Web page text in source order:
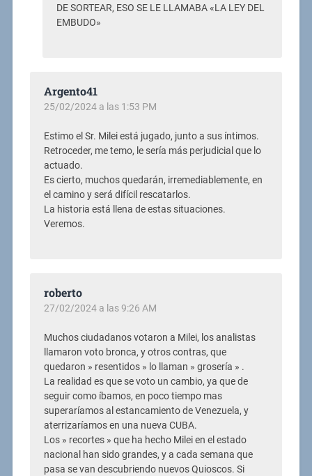
DE SORTEAR, ESO SE LE LLAMABA «LA LEY DEL
EMBUDO»
Argento41
25/02/2024 a las 1:53 PM
Estimo el Sr. Milei está jugado, junto a sus íntimos.
Retroceder, me temo, le sería más perjudicial que lo
actuado.
Es cierto, muchos quedarán, irremediablemente, en
el camino y será difícil rescatarlos.
La historia está llena de estas situaciones.
Veremos.
roberto
27/02/2024 a las 9:26 AM
Muchos ciudadanos votaron a Milei, los analistas
llamaron voto bronca, y otros contras, que
quedaron » resentidos » lo llaman » grosería » .
La realidad es que se voto un cambio, ya que de
seguir como íbamos, en poco tiempo mas
superaríamos al estancamiento de Venezuela, y
aterrizaríamos en una nueva CUBA.
Los » recortes » que ha hecho Milei en el estado
nacional han sido grandes, y a cada semana que
pasa se van descubriendo nuevos Quioscos. Si